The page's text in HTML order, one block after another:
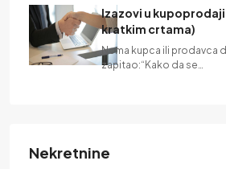
Izazovi u
kratkim crtama)
Nema kupca ili prodavca
zapitao:“Kako da se…
Nekretnine